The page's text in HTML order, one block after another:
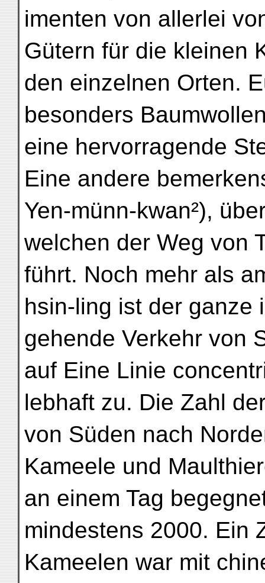
imenten von allerlei
Gütern für die kleinen
den einzelnen Orten.
besonders
eine hervorragende
Eine andere
Yen-münn-kwan²),
welchen der Weg von
führt. Noch mehr als
hsin-ling ist der ganze
gehende Verkehr von
auf Eine Linie
lebhaft zu. Die Zahl
von Süden nach
Kameele und
an einem Tag
mindestens 2000. Ein
Kameelen war mit